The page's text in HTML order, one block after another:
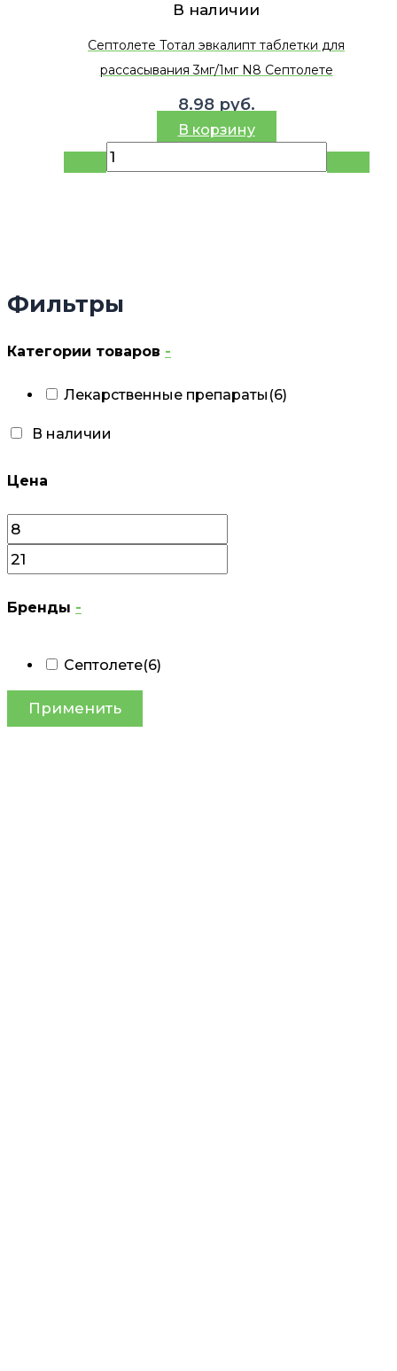
Фильтры
Категории товаров -
Лекарственные препараты (6)
В наличии
Цена
Бренды -
Септолете(6)
Применить
В наличии
Септолете Тотал эвкалипт таблетки для
рассасывания 3мг/1мг N8 Септолете
8.98 руб.
В корзину